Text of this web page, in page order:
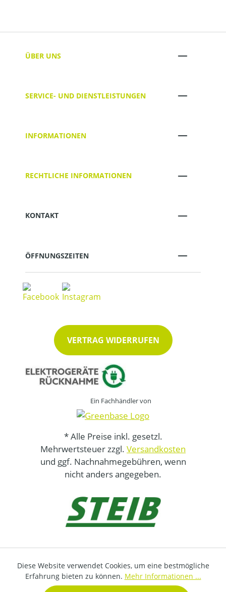
ÜBER UNS
SERVICE- UND DIENSTLEISTUNGEN
INFORMATIONEN
RECHTLICHE INFORMATIONEN
KONTAKT
ÖFFNUNGSZEITEN
VERTRAG WIDERRUFEN
Ein Fachhändler von
* Alle Preise inkl. gesetzl.
Mehrwertsteuer zzgl. Versandkosten
und ggf. Nachnahmegebühren, wenn
nicht anders angegeben.
Diese Website verwendet Cookies, um eine bestmögliche
Erfahrung bieten zu können. Mehr Informationen ...